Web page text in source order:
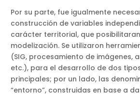
Por su parte, fue igualmente
construcción de variables
carácter territorial, que
modelización. Se utilizaron
(SIG, procesamiento de imágenes,
etc.), para el desarrollo de dos
principales; por un lado, las
“entorno”, construidas en base a